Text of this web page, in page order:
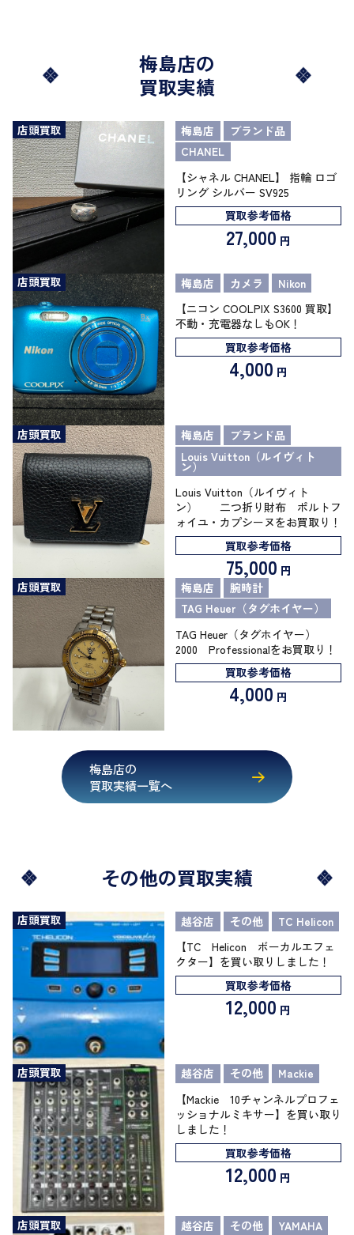
梅島店の
買取実績
店頭買取 梅島店
ブランド品
CHANEL
【シャネル CHANEL】 指輪 ロゴ
リング シルバー SV925
買取参考価格
27,000 円
店頭買取 梅島店 カメラ
Nikon
【ニコン COOLPIX S3600 買取】
不動・充電器なしもOK！
買取参考価格
4,000 円
店頭買取 梅島店
ブランド品
Louis Vuitton（ルイヴィト
ン）
Louis Vuitton（ルイヴィト
ン） 二つ折り財布 ポルトフ
ォイユ・カプシーヌをお買取り！
買取参考価格
75,000 円
店頭買取
梅島店
腕時計
TAG Heuer（タグホイヤー）
TAG Heuer（タグホイヤー）
2000 Professionalをお買取り！
買取参考価格
4,000 円
梅島店の
買取実績一覧へ
その他の買取実績
店頭買取 越谷店 その他
TC Helicon
【TC Helicon ボーカルエフェ
クター】を買い取りしました！
買取参考価格
12,000 円
店頭買取 越谷店 その他
Mackie
【Mackie 10チャンネルプロフェ
ッショナルミキサー】を買い取り
しました！
買取参考価格
12,000 円
店頭買取 越谷店 その他 YAMAHA